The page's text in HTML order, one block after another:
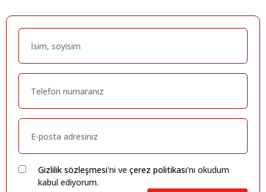
Gizlilik sözleşmesi'ni ve çerez politikası'nı okudum
kabul ediyorum.